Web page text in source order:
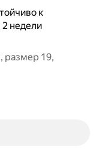
к
недели
размер 19,